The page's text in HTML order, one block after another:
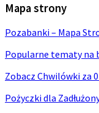
Mapa strony
Pozabanki – Mapa
Popularne tematy na
Zobacz Chwilówki za 0
Pożyczki dla